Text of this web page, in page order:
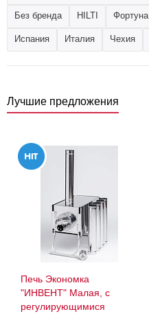
Без бренда HILTI Фортуна
Испания Италия Чехия
Лучшие предложения
Печь Экономка
"ИНВЕНТ" Малая, с
регулирующимися